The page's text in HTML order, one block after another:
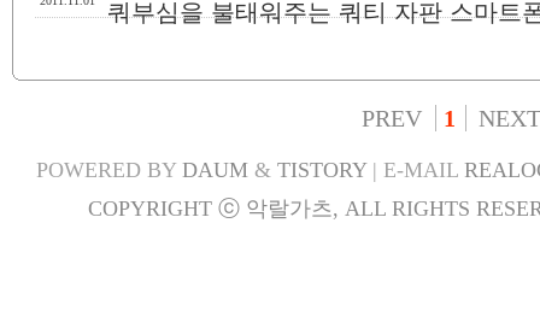
쿼부심을 불태워주는 쿼티 자판 스마트
PREV 1 NEXT
POWERED BY DAUM& TISTORY| E-MAIL
COPYRIGHT ⓒ 악랄가츠, ALL RIGHTS